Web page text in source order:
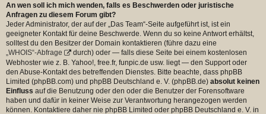
An wen soll ich mich wenden, falls es Beschwerden oder juristische
Anfragen zu diesem Forum gibt?
Jeder Administrator, der auf der „Das Team“-Seite aufgeführt ist, ist ein
geeigneter Kontakt für deine Beschwerde. Wenn du so keine Antwort erhältst,
solltest du den Besitzer der Domain kontaktieren (führe dazu eine
„WHOIS“-Abfrage
durch) oder — falls diese Seite bei einem kostenlosen
Webhoster wie z. B. Yahoo!, free.fr, funpic.de usw. liegt — den Support oder
den Abuse-Kontakt des betreffenden Dienstes. Bitte beachte, dass phpBB
Limited (phpBB.com) und phpBB Deutschland e. V. (phpBB.de) absolut keinen
Einfluss auf die Benutzung oder den oder die Benutzer der Forensoftware
haben und dafür in keiner Weise zur Verantwortung herangezogen werden
können. Kontaktiere daher nie phpBB Limited oder phpBB Deutschland e. V. in